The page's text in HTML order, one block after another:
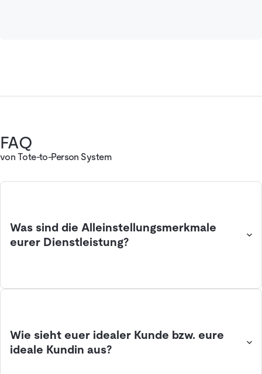
FAQ
von Tote-to-Person System
Was sind die Alleinstellungsmerkmale
eurer Dienstleistung?
Wie sieht euer idealer Kunde bzw. eure
ideale Kundin aus?